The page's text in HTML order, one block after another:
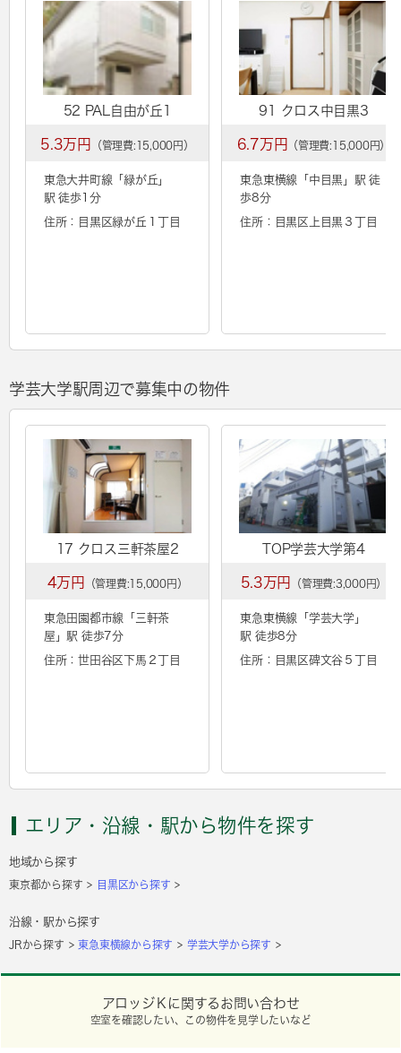
52 PAL自由が丘1
5.3万円 （管理費:15,000円）
東急大井町線「緑が丘 」
駅 徒歩1分
住所：目黒区緑が丘１丁目
91 クロス中目黒3
6.7万円 （管理費:15,000円）
東急東横線「 中目黒 」駅 徒
歩8分
住所：目黒区上目黒３丁目
学芸大学駅周辺で募集中の物件
17 クロス三軒茶屋2
4万円 （管理費:15,000円）
東急田園都市線「 三軒茶
屋 」駅 徒歩7分
住所：世田谷区下馬２丁目
TOP学芸大学第4
5.3万円 （管理費:3,000円）
東急東横線「 学芸大学」
駅 徒歩8分
住所：目黒区碑文谷５丁目
エリア・沿線・駅から物件を探す
地域から探す
東京都から探す 目黒区から探す
沿線・駅から探す
JRから探す 東急東横線から探す 学芸大学から探す
アロッジＫに関するお問い合わせ
空室を確認したい、この物件を見学したいなど